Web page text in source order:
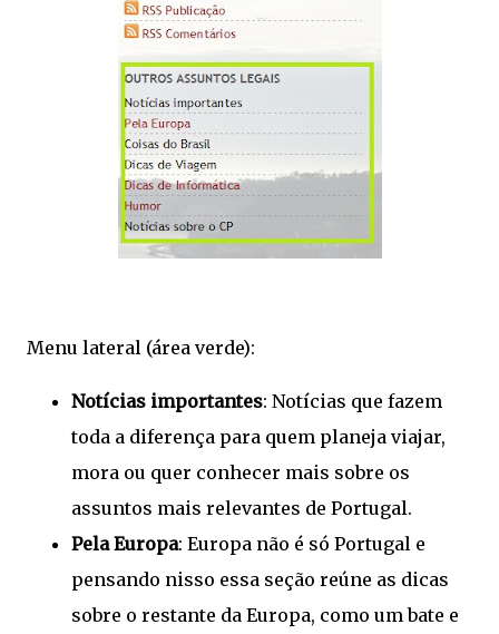
Menu lateral (área verde):
Notícias importantes: Notícias que fazem
toda a diferença para quem planeja viajar,
mora ou quer conhecer mais sobre os
assuntos mais relevantes de Portugal.
Pela Europa: Europa não é só Portugal e
pensando nisso essa seção reúne as dicas
sobre o restante da Europa, como um bate e